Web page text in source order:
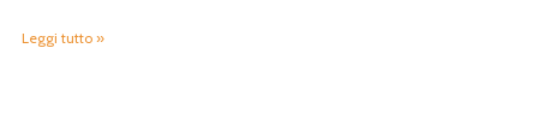
Leggi tutto »